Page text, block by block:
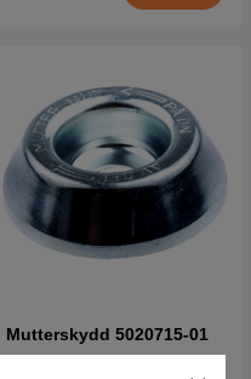
Mutterskydd 5020715-01